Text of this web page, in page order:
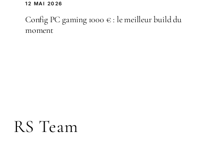
12 MAI 2026
Config PC gaming 1000 € : le meilleur build du
moment
RS Team